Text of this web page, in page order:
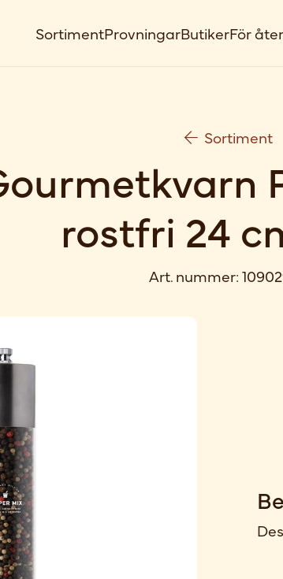
SortimentProvningarButikerFör
Sortiment
rostfri 24
Art. nummer: